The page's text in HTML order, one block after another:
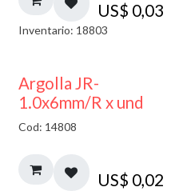
US$ 0,03
Inventario: 18803
Argolla JR-
1.0x6mm/R x und
Cod: 14808
US$ 0,02